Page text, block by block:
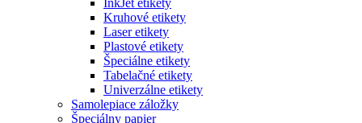
Kruhové etikety
Laser etikety
Plastové etikety
Špeciálne etikety
Tabelačné etikety
Univerzálne etikety
Samolepiace záložky
Špeciálny papier